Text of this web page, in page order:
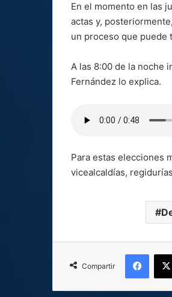
En el momento en las
actas y,
un proceso que puede
A las 8:00 de la noche
Fernández lo explica.
Para estas elecciones
vicealcaldías,
Compartir